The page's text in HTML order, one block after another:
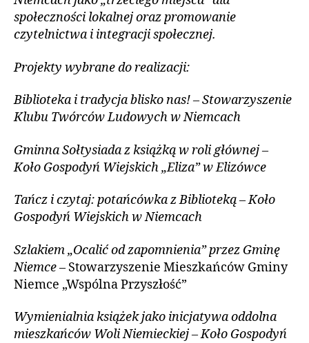
społeczności lokalnej oraz promowanie
czytelnictwa i integracji społecznej.
Projekty wybrane do realizacji:
Biblioteka i tradycja blisko nas!– Stowarzyszenie
Klubu Twórców Ludowych w Niemcach
Gminna Sołtysiada z książką w roli głównej–
Koło Gospodyń Wiejskich „Eliza” w Elizówce
Tańcz i czytaj: potańcówka z Biblioteką–Koło
Gospodyń Wiejskich w Niemcach
Szlakiem „Ocalić od zapomnienia” przez Gminę
Niemce– Stowarzyszenie Mieszkańców Gminy
Niemce „Wspólna Przyszłość”
Wymienialnia książek jako inicjatywa oddolna
mieszkańców Woli Niemieckiej – Koło Gospodyń